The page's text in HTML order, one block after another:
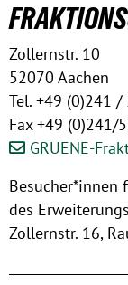
Zollernstr. 10
52070 Aachen
Tel. +49 (0)241
Fax +49 (0)241/
GRUENE-
Besucher*innen
des
Zollernstr. 16,